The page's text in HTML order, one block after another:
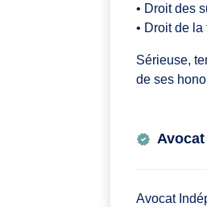
• Droit des
• Droit de
Sérieuse,
de ses
Avocat